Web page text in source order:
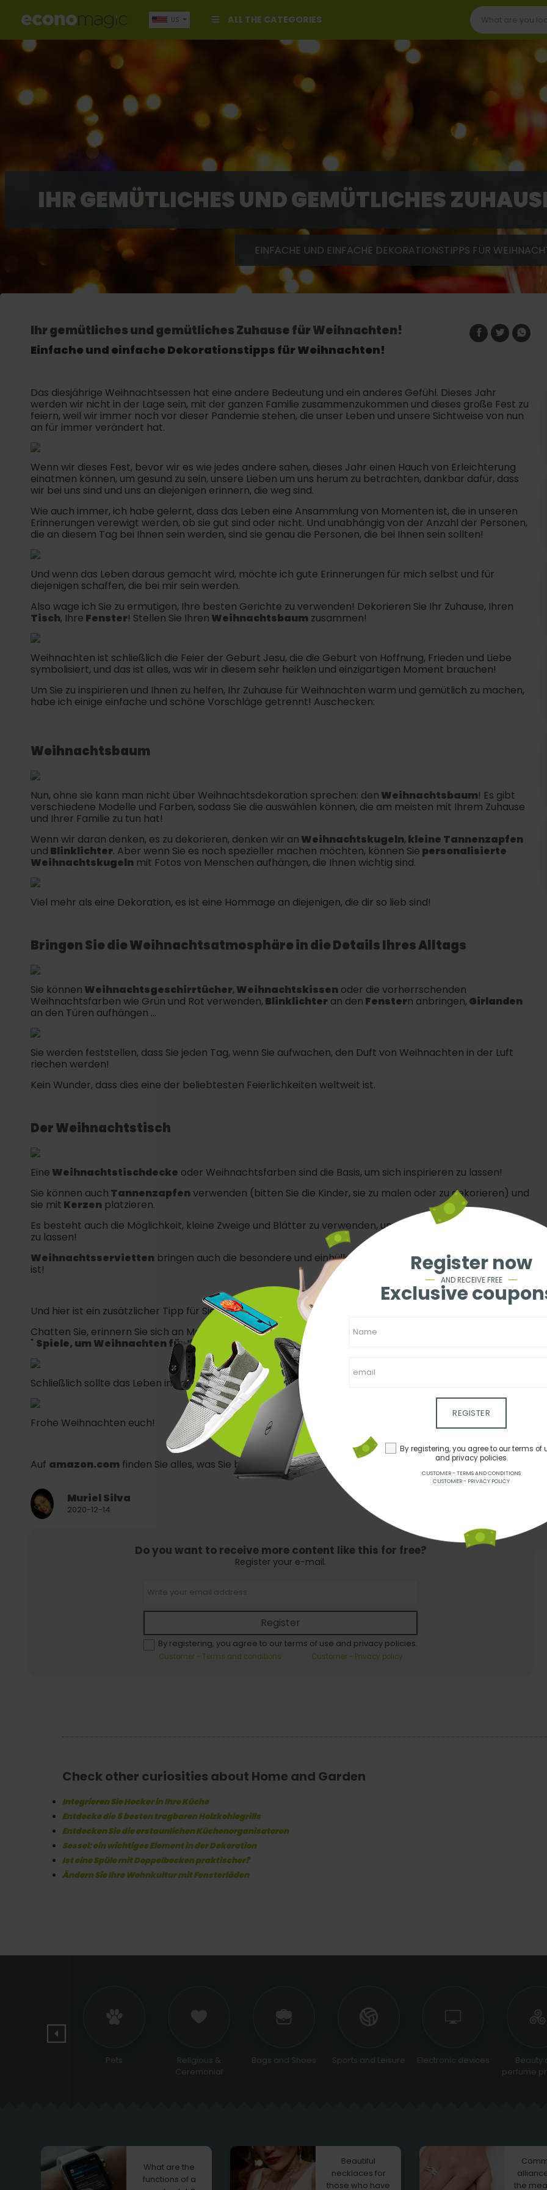
Register now
AND RECEIVE FREE
Exclusive
REGISTER
By registering, you agree to our terms of
and privacy policies.
CUSTOMER - TERMS AND CONDITIONS
CUSTOMER - PRIVACY POLICY
ALL THE CATEGORIES
US
IHR GEMÜTLICHES UND GEMÜTLICHES
EINFACHE UND EINFACHE DEKORATIONSTIPPS FÜR
Ihr gemütliches und gemütliches Zuhause für Weihnachten!
Einfache und einfache Dekorationstipps für Weihnachten!
Das diesjährige Weihnachtsessen hat eine andere Bedeutung und ein anderes Gefühl. Dieses Jahr
werden wir nicht in der Lage sein, mit der ganzen Familie zusammenzukommen und dieses große Fest zu
feiern, weil wir immer noch vor dieser Pandemie stehen, die unser Leben und unsere Sichtweise von nun
an für immer verändert hat.
Wenn wir dieses Fest, bevor wir es wie jedes andere sahen, dieses Jahr einen Hauch von Erleichterung
einatmen können, um gesund zu sein, unsere Lieben um uns herum zu betrachten, dankbar dafür, dass
wir bei uns sind und uns an diejenigen erinnern, die weg sind.
Wie auch immer, ich habe gelernt, dass das Leben eine Ansammlung von Momenten ist, die in unseren
Erinnerungen verewigt werden, ob sie gut sind oder nicht. Und unabhängig von der Anzahl der Personen,
die an diesem Tag bei Ihnen sein werden, sind sie genau die Personen, die bei Ihnen sein sollten!
Und wenn das Leben daraus gemacht wird, möchte ich gute Erinnerungen für mich selbst und für
diejenigen schaffen, die bei mir sein werden.
Also wage ich Sie zu ermutigen, Ihre besten Gerichte zu verwenden! Dekorieren Sie Ihr Zuhause, Ihren
Tisch, Ihre Fenster! Stellen Sie Ihren Weihnachtsbaum zusammen!
Weihnachten ist schließlich die Feier der Geburt Jesu, die die Geburt von Hoffnung, Frieden und Liebe
symbolisiert, und das ist alles, was wir in diesem sehr heiklen und einzigartigen Moment brauchen!
Um Sie zu inspirieren und Ihnen zu helfen, Ihr Zuhause für Weihnachten warm und gemütlich zu machen,
habe ich einige einfache und schöne Vorschläge getrennt! Auschecken:
Weihnachtsbaum
Nun, ohne sie kann man nicht über Weihnachtsdekoration sprechen: den Weihnachtsbaum! Es gibt
verschiedene Modelle und Farben, sodass Sie die auswählen können, die am meisten mit Ihrem Zuhause
und Ihrer Familie zu tun hat!
Wenn wir daran denken, es zu dekorieren, denken wir an Weihnachtskugeln, kleine Tannenzapfen
und Blinklichter. Aber wenn Sie es noch spezieller machen möchten, können Sie personalisierte
Weihnachtskugeln mit Fotos von Menschen aufhängen, die Ihnen wichtig sind.
Viel mehr als eine Dekoration, es ist eine Hommage an diejenigen, die dir so lieb sind!
Bringen Sie die Weihnachtsatmosphäre in die Details Ihres Alltags
Sie können Weihnachtsgeschirrtücher, Weihnachtskissen oder die vorherrschenden
Weihnachtsfarben wie Grün und Rot verwenden, Blinklichter an den Fenstern anbringen, Girlanden
an den Türen aufhängen ...
Sie werden feststellen, dass Sie jeden Tag, wenn Sie aufwachen, den Duft von Weihnachten in der Luft
riechen werden!
Kein Wunder, dass dies eine der beliebtesten Feierlichkeiten weltweit ist.
Der Weihnachtstisch
Eine Weihnachtstischdecke oder Weihnachtsfarben sind die Basis, um sich inspirieren zu lassen!
Sie können auch Tannenzapfenverwenden (bitten Sie die Kinder, sie zu malen oder zu dekorieren) und
sie mit Kerzen platzieren.
Es besteht auch die Möglichkeit, kleine Zweige und Blätter zu verwenden, um Ihren
Tisch
zu lassen!
Weihnachtsservietten bringen auch die besondere und einhüllende Atmosphäre, die Weihnachten
ist!
Und hier ist ein zusätzlicher Tipp für Sie: Genießen Sie den Moment mit den Menschen, die Sie lieben!
Chatten Sie, erinnern Sie sich an Momente, erzählen Sie Geschichten, spielen Sie, spielen Sie ... (Lesen Sie
" Spiele, um Weihnachten für Ihre Familie zu beleben
Schließlich sollte das Leben immer gefeiert werden!
Frohe Weihnachten euch!
Auf amazon.com finden Sie alles, was Sie brauchen, um Ihr Zuhause zu Weihnachten schön zu machen!
Muriel Silva
2020-12-14
Do you want to receive more content like this for free?
Register your e-mail.
Register
By registering, you agree to our terms of use and privacy policies.
Customer - Terms and conditions Customer - Privacy policy
Check other curiosities about Home and Garden
Integrieren Sie Hocker in Ihre Küche
Entdecke die 5 besten tragbaren Holzkohlegrills
Entdecken Sie die erstaunlichen Küchenorganisatoren
Sessel: ein wichtiges Element in der Dekoration
Ist eine Spüle mit Doppelbecken praktischer?
Ändern Sie Ihre Wohnkultur mit Fensterläden
Pets
Religious &
Ceremonial
Bags and Shoes Sports and Leisure Electronic devices
Beauty
perfume
What are the
functions of a
Beautiful
necklaces for
those who have
the